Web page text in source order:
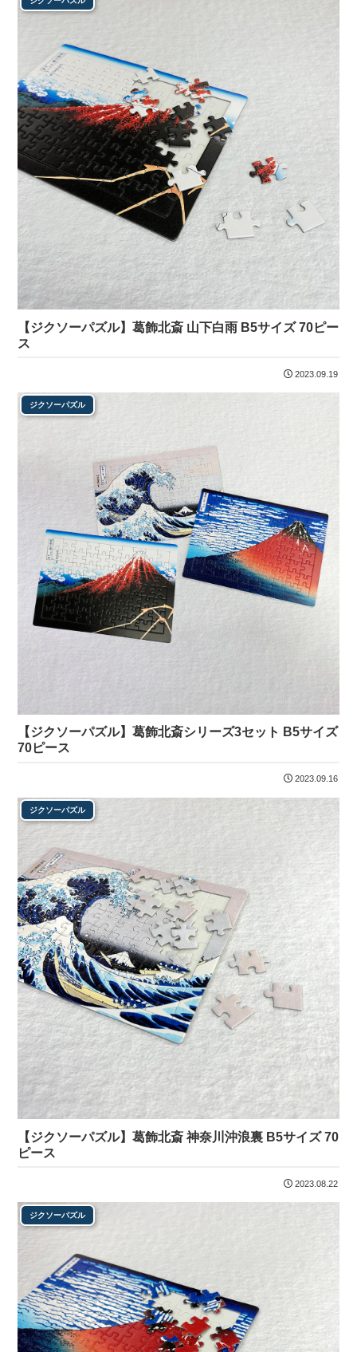
【ジクソーパズル】葛飾北斎 山下白雨 B5サイズ 70ピー
ス
2023.09.19
ジクソーパズル
【ジクソーパズル】葛飾北斎シリーズ3セット B5サイズ
70ピース
2023.09.16
ジクソーパズル
【ジクソーパズル】葛飾北斎 神奈川沖浪裏 B5サイズ 70
ピース
2023.08.22
ジクソーパズル